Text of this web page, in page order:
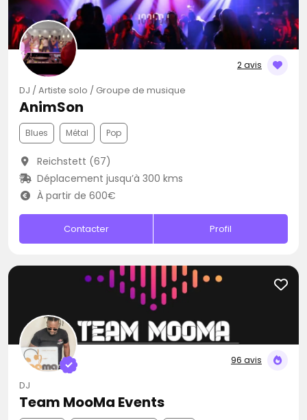
2 avis
DJ / Artiste solo / Groupe de musique
AnimSon
Blues Métal Pop
Reichstett (67)
Déplacement jusqu’à 300 kms
À partir de 600€
Contacter Profil
96 avis
DJ
Team MooMa Events